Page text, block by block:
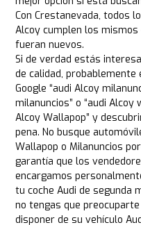
Con Crestanevada, todos
Alcoy cumplen los
fueran nuevos.
Si de verdad estás
de calidad,
Google “audi Alcoy
milanuncios” o “audi Alcoy
Alcoy Wallapop” y
pena. No busque
Wallapop o Milanuncios
garantía que los
encargamos
tu coche Audi de segunda
no tengas que
disponer de su vehículo